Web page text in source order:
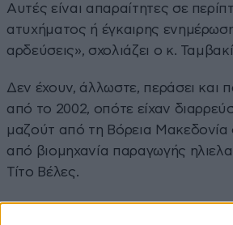
Αυτές είναι απαραίτητες σε
ατυχήματος ή έγκαιρης
αρδεύσεις», σχολιάζει ο κ.
Δεν έχουν, άλλωστε, περάσει και
από το 2002, οπότε είχαν
μαζούτ από τη Βόρεια
από βιομηχανία παραγωγής
Τίτο Βέλες.